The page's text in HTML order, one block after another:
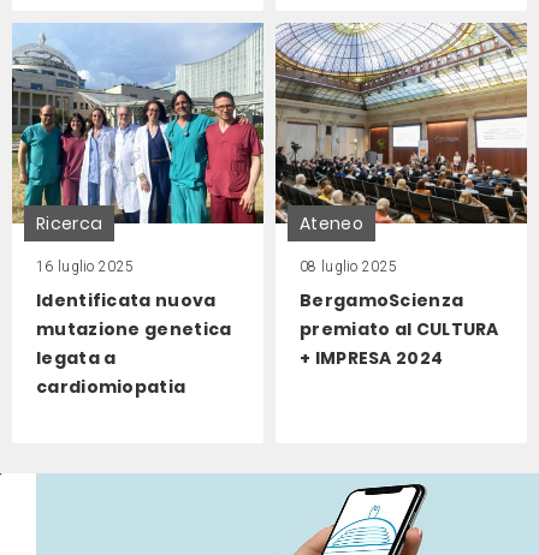
Ricerca
16 luglio 2025
Identificata nuova
mutazione genetica
legata a
cardiomiopatia
Ateneo
08 luglio 2025
BergamoScienza
premiato al CULTURA
+ IMPRESA 2024